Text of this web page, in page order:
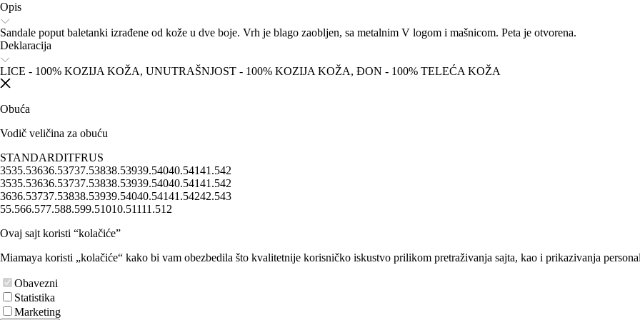
Opis
Sandale poput baletanki izrađene od kože u dve boje. Vrh je blago zaobljen, sa metalnim V logom i mašnicom. Peta je otvorena.
Deklaracija
LICE - 100% KOZIJA KOŽA, UNUTRAŠNJOST - 100% KOZIJA KOŽA, ĐON - 100% TELEĆA KOŽA
Obuća
Vodič veličina za obuću
STANDARDITFRUS
3535.53636.53737.53838.53939.54040.54141.542
3535.53636.53737.53838.53939.54040.54141.542
3636.53737.53838.53939.54040.54141.54242.543
55.566.577.588.599.51010.51111.512
Ovaj sajt koristi “kolačiće”
Miamaya koristi „kolačiće“ kako bi vam obezbedila što kvalitetnije korisničko iskustvo prilikom pretraživanja sajta, kao i prikazivanja
Obavezni
Statistika
Marketing